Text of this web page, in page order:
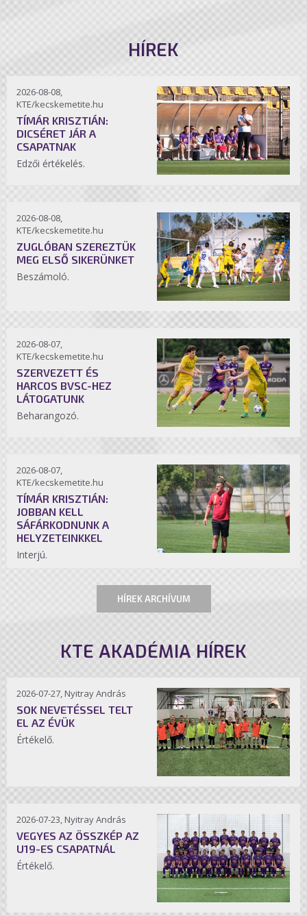
HÍREK
2026-08-08,
KTE/kecskemetite.hu
TÍMÁR KRISZTIÁN:
DICSÉRET JÁR A
CSAPATNAK
Edzői értékelés.
2026-08-08,
KTE/kecskemetite.hu
ZUGLÓBAN SZEREZTÜK
MEG ELSŐ SIKERÜNKET
Beszámoló.
2026-08-07,
KTE/kecskemetite.hu
SZERVEZETT ÉS
HARCOS BVSC-HEZ
LÁTOGATUNK
Beharangozó.
2026-08-07,
KTE/kecskemetite.hu
TÍMÁR KRISZTIÁN:
JOBBAN KELL
SÁFÁRKODNUNK A
HELYZETEINKKEL
Interjú.
HÍREK ARCHÍVUM
KTE AKADÉMIA HÍREK
2026-07-27, Nyitray András
SOK NEVETÉSSEL TELT
EL AZ ÉVÜK
Értékelő.
2026-07-23, Nyitray András
VEGYES AZ ÖSSZKÉP AZ
U19-ES CSAPATNÁL
Értékelő.